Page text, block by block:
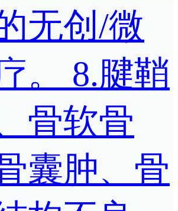
无创/微
。 8.腱鞘
骨软骨
囊肿、骨